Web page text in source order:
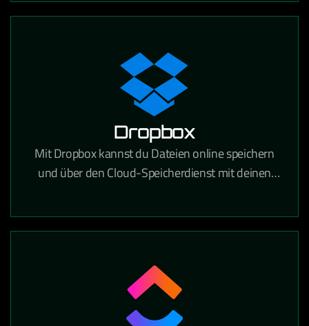
verschiedene Projekte oder Ideen entwickeln,
Dropbox
Mit Dropbox kannst du Dateien online speichern
und über den Cloud-Speicherdienst mit deinen
und die Sicherheit von Dropbox.